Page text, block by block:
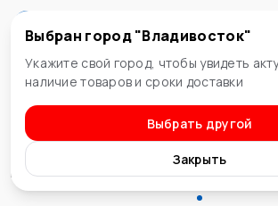
Владивосток
Выбран город "Владивосток"
Укажите свой город, чтобы увидеть
наличие товаров и сроки доставки
Выбрать другой
Закрыть
Карнизы